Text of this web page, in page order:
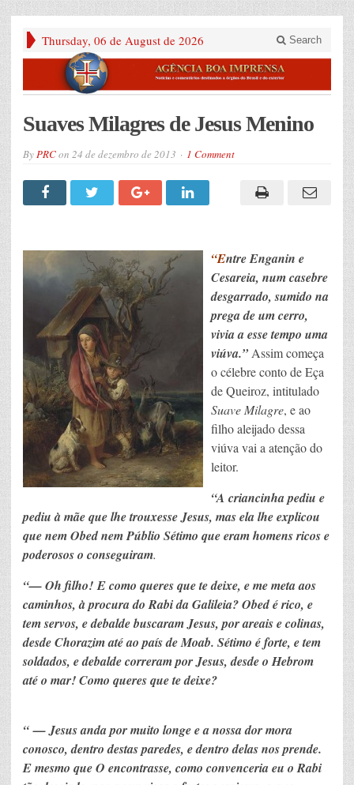
Thursday, 06 de August de 2026 Search
Suaves Milagres de Jesus Menino
ByPRCon 24 de dezembro de 2013 1 Comment
“EntreEnganin e
Cesareia, num casebre
desgarrado, sumido na
prega de um cerro,
vivia a esse tempo uma
viúva.”Assim começa
o célebre conto de Eça
de Queiroz, intitulado
Suave Milagre, e ao
filho aleijado dessa
viúva vai a atenção do
leitor.
“A criancinha pediu e
pediu à mãe que lhe trouxesse Jesus, mas ela lhe explicou
que nem Obed nem Públio Sétimo que eram homens ricos e
poderosos o conseguiram.
“— Oh filho! E como queres que te deixe, e me meta aos
caminhos, à procura do Rabi da Galileia? Obed é rico, e
tem servos, e debalde buscaram Jesus, por areais e colinas,
desde Chorazim até ao país de Moab. Sétimo é forte, e tem
soldados, e debalde correram por Jesus, desde o Hebrom
até o mar! Como queres que te deixe?
“ — Jesus anda por muito longe e a nossa dor mora
conosco, dentro destas paredes, e dentro delas nos prende.
E mesmo que O encontrasse, como convenceria eu o Rabi